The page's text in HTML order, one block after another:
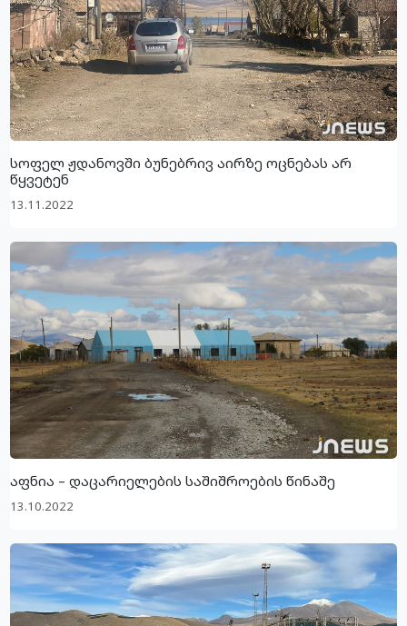
სოფელ ჟდანოვში ბუნებრივ აირზე ოცნებას არ
წყვეტენ
13.11.2022
აფნია – დაცარიელების საშიშროების წინაშე
13.10.2022